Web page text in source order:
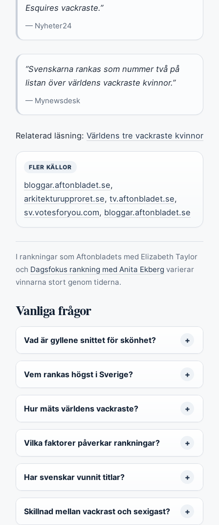
Esquires vackraste.”
— Nyheter24
”Svenskarna rankas som nummer två på
listan över världens vackraste kvinnor.”
— Mynewsdesk
Relaterad läsning: Världens tre vackraste kvinnor
FLER KÄLLOR
bloggar.aftonbladet.se,
arkitekturupproret.se, tv.aftonbladet.se,
sv.votesforyou.com, bloggar.aftonbladet.se
I rankningar som Aftonbladets med Elizabeth Taylor
och Dagsfokus rankning med Anita Ekberg varierar
vinnarna stort genom tiderna.
Vanliga frågor
Vad är gyllene snittet för skönhet?
Vem rankas högst i Sverige?
Hur mäts världens vackraste?
Vilka faktorer påverkar rankningar?
Har svenskar vunnit titlar?
Skillnad mellan vackrast och sexigast?